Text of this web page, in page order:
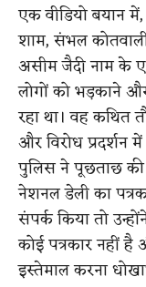
एक वीडियो बयान
शाम, संभल
असीम जैदी नाम के
लोगों को भड़काने
रहा था। वह कथित
और विरोध प्रदर्शन
पुलिस ने पूछताछ
नेशनल डेली का
संपर्क किया तो
कोई पत्रकार नहीं
इस्तेमाल करना